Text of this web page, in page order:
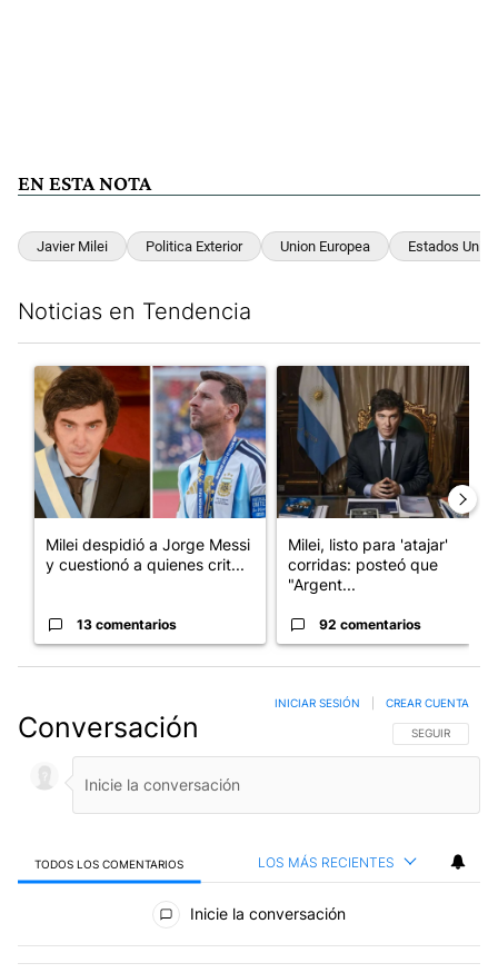
EN ESTA NOTA
Javier Milei Politica Exterior Union Europea Estados
Noticias en Tendencia
Un artículo de tendencia con el título "Milei despidió a Jorge
Milei despidió a Jorge Messi
y cuestionó a quienes crit...
13 comentarios
Un artículo de tendencia
Milei, listo para 'atajar'
corridas: posteó que
"Argent...
92 comentarios
Conversación SIGA ESTA
SEGUIR
INICIAR SESIÓN CREAR CUENTA
TODOS LOS COMENTARIOS LOS MÁS RECIENTES
Todos los comentarios
Inicie la conversación